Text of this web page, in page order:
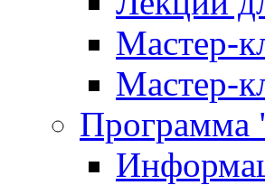
Мастер-
Мастер-
Программа